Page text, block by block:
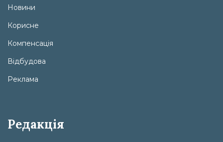
Новини
Корисне
Компенсація
Відбудова
Реклама
Редакція